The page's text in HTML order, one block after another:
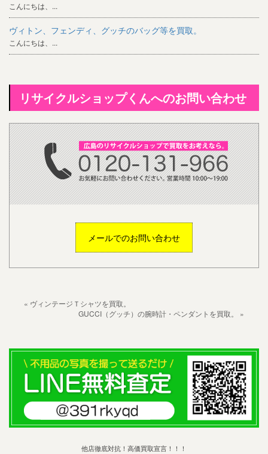
こんにちは、...
ヴィトン、フェンディ、グッチのバッグ等を買取。
こんにちは、...
リサイクルショップくんへのお問い合わせ
メールでのお問い合わせ
« ヴィンテージＴシャツを買取。
GUCCI（グッチ）の腕時計・ペンダントを買取。 »
他店徹底対抗！高価買取宣言！！！